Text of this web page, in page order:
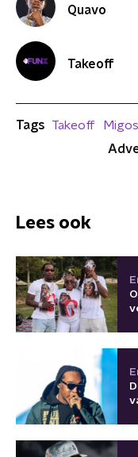
Quavo
Takeoff
Tags Takeoff
Migos
Lees ook